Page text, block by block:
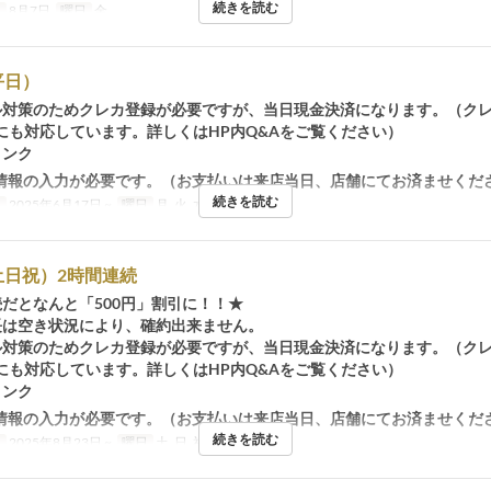
8月7日 曜日 金 続きを読む
）
策のためクレカ登録が必要ですが、当日現金決済になります。（ク
も対応しています。詳しくはHP内Q&Aをご覧ください）
ク
報の入力が必要です。（お支払いは来店当日、店舗にてお済ませくだ
2025年6月17日 ~ 曜日 月, 火, 水, 木, 金続きを読む
祝）2時間連続
となんと「500円」割引に！！★
空き状況により、確約出来ません。
策のためクレカ登録が必要ですが、当日現金決済になります。（ク
も対応しています。詳しくはHP内Q&Aをご覧ください）
ク
報の入力が必要です。（お支払いは来店当日、店舗にてお済ませくだ
2025年8月23日 ~ 曜日 土, 日, 祝日続きを読む